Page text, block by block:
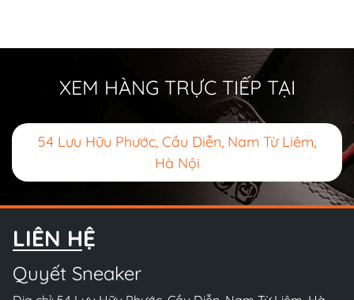
XEM HÀNG TRỰC TIẾP TẠI
54 Lưu Hữu Phước, Cầu Diễn, Nam Từ Liêm,
Hà Nội
LIÊN HỆ
Quyết Sneaker